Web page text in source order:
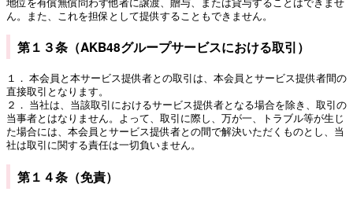
ん。また、これを担保として提供することもできません。
第１３条（AKB48グループサービスにおける取引）
１． 本会員と本サービス提供者との取引は、本会員とサービス提供者間の
直接取引となります。
２． 当社は、当該取引におけるサービス提供者となる場合を除き、取引の
当事者とはなりません。よって、取引に際し、万が一、トラブル等が生じ
た場合には、本会員とサービス提供者との間で解決いただくものとし、当
社は取引に関する責任は一切負いません。
第１４条（免責）